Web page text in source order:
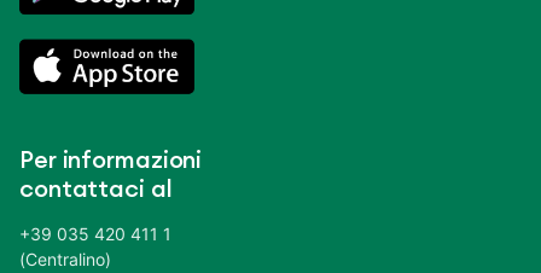
Per informazioni
contattaci al
+39 035 420 411 1
(Centralino)